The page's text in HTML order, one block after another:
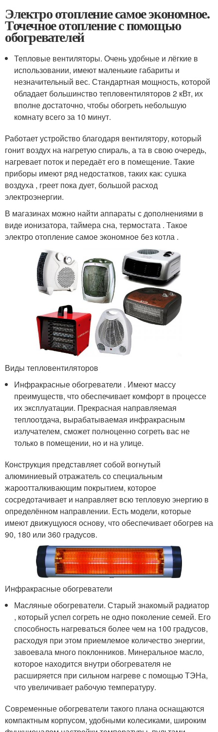
Электро отопление самое экономное.
Точечное отопление с помощью
обогревателей
Тепловые вентиляторы. Очень удобные и лёгкие в
использовании, имеют маленькие габариты и
незначительный вес. Стандартная мощность, которой
обладает большинство тепловентиляторов 2 кВт, их
вполне достаточно, чтобы обогреть небольшую
комнату всего за 10 минут.
Работает устройство благодаря вентилятору, который
гонит воздух на нагретую спираль, а та в свою очередь,
нагревает поток и передаёт его в помещение. Такие
приборы имеют ряд недостатков, таких как: сушка
воздуха , греет пока дует, большой расход
электроэнергии.
В магазинах можно найти аппараты с дополнениями в
виде ионизатора, таймера сна, термостата . Такое
электро отопление самое экономное без котла .
Виды тепловентиляторов
Инфракрасные обогреватели . Имеют массу
преимуществ, что обеспечивает комфорт в процессе
их эксплуатации. Прекрасная направляемая
теплоотдача, вырабатываемая инфракрасным
излучателем, сможет полноценно согреть вас не
только в помещении, но и на улице.
Конструкция представляет собой вогнутый
алюминиевый отражатель со специальным
жароотталкивающим покрытием, которое
сосредотачивает и направляет всю тепловую энергию в
определённом направлении. Есть модели, которые
имеют движущуюся основу, что обеспечивает обогрев на
90, 180 или 360 градусов.
Инфракрасные обогреватели
Масляные обогреватели. Старый знакомый радиатор
, который успел согреть не одно поколение семей. Его
способность нагреваться более чем на 100 градусов,
расходуя при этом приемлемое количество энергии,
завоевала много поклонников. Минеральное масло,
которое находится внутри обогревателя не
расширяется при сильном нагреве с помощью ТЭНа,
что увеличивает рабочую температуру.
Современные обогреватели такого плана оснащаются
компактным корпусом, удобными колесиками, широким